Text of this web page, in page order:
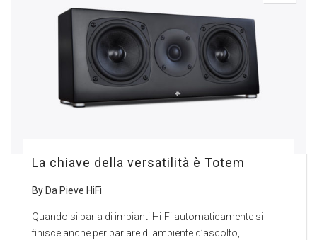
La chiave della versatilità è Totem
By Da Pieve HiFi
Quando si parla di impianti Hi-Fi automaticamente si
finisce anche per parlare di ambiente d’ascolto,